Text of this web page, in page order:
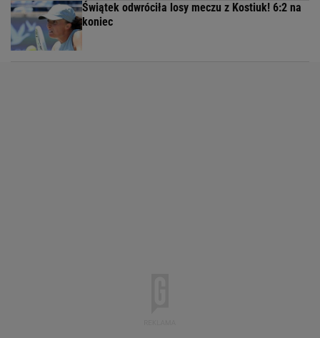
Świątek odwróciła losy meczu z Kostiuk! 6:2 na
koniec